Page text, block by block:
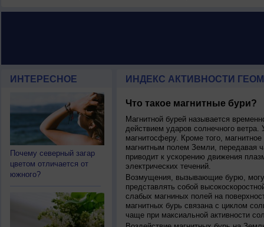
ИНТЕРЕСНОЕ
Почему северный загар
цветом отличается от
южного?
ИНДЕКС АКТИВНОСТИ
Что такое магнитные бури?
Магнитной бурей называется
действием ударов солнечного ветра.
магнитосферу. Кроме того,
магнитным полем Земли, передавая
приводит к ускорению движения
электрических течений.
Возмущения, вызывающие бурю,
представлять собой
слабых магниных полей на
магнитных бурь связана с циклом
чаще при максиальной активности